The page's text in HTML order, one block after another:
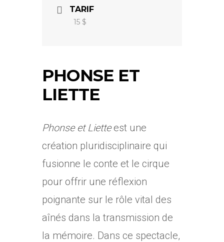
TARIF
15 $
PHONSE ET
LIETTE
Phonse et Lietteest une
création pluridisciplinaire qui
fusionne le conte et le cirque
pour offrir une réflexion
poignante sur le rôle vital des
aînés dans la transmission de
la mémoire. Dans ce spectacle,